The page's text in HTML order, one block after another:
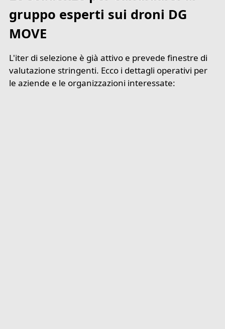
gruppo esperti sui droni DG
MOVE
L'iter di selezione è già attivo e prevede finestre di
valutazione stringenti. Ecco i dettagli operativi per
le aziende e le organizzazioni interessate: